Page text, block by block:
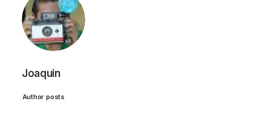
Joaquin
Author posts